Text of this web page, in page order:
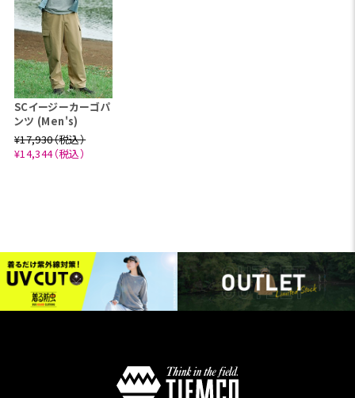
SCイージーカーゴパ
ンツ (Men's)
¥17,930（税込）
¥14,344（税込）